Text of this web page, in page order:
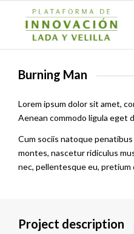
Burning Man
Lorem ipsum dolor sit amet,
Aenean commodo ligula eget
Cum sociis natoque
montes, nascetur ridiculus
nec, pellentesque eu, pretium
Project description